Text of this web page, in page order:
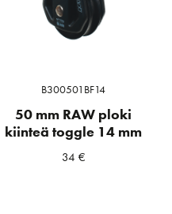
B300501BF14
50 mm RAW ploki
kiinteä toggle 14 mm
34 €